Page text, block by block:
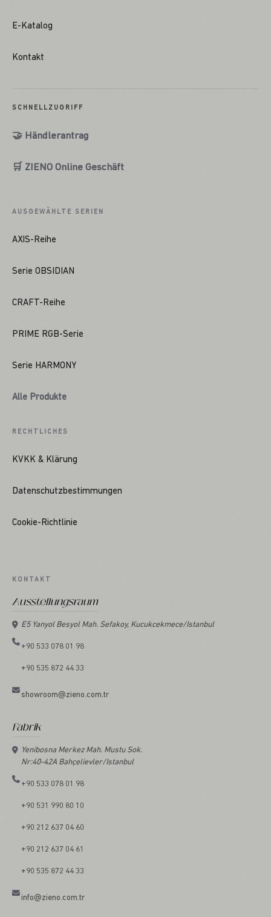
E-Katalog
Kontakt
SCHNELLZUGRIFF
🤝 Händlerantrag
🛒 ZIENO Online Geschäft
AUSGEWÄHLTE SERIEN
AXIS-Reihe
Serie OBSIDIAN
CRAFT-Reihe
PRIME RGB-Serie
Serie HARMONY
Alle Produkte
RECHTLICHES
KVKK & Klärung
Datenschutzbestimmungen
Cookie-Richtlinie
KONTAKT
Ausstellungsraum
E5 Yanyol Besyol Mah. Sefakoy, Kucukcekmece/Istanbul
+90 533 078 01 98
+90 535 872 44 33
showroom@zieno.com.tr
Fabrik
Yenibosna Merkez Mah. Mustu Sok.
Nr:40-42A Bahçelievler/Istanbul
+90 533 078 01 98
+90 531 990 80 10
+90 212 637 04 60
+90 212 637 04 61
+90 535 872 44 33
info@zieno.com.tr